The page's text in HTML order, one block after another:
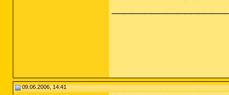
09.06.2006, 14:41